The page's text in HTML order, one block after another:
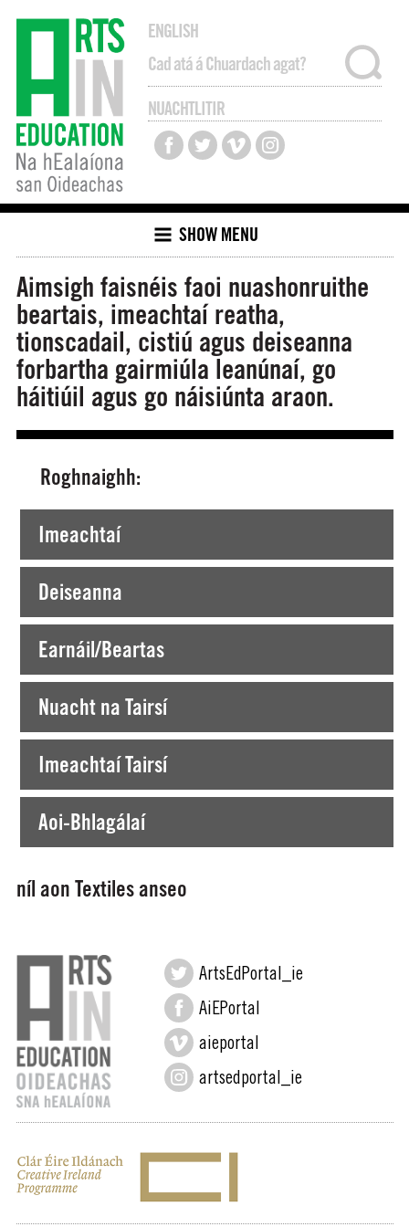
ENGLISH
NUACHTLITIR
SHOW MENU
Aimsigh faisnéis faoi nuashonruithe
beartais, imeachtaí reatha,
tionscadail, cistiú agus deiseanna
forbartha gairmiúla leanúnaí, go
háitiúil agus go náisiúnta araon.
Roghnaighh:
Imeachtaí
Deiseanna
Earnáil/Beartas
Nuacht na Tairsí
Imeachtaí Tairsí
Aoi-Bhlagálaí
Tá tú ag Amharc faoi láthair ar >
Teicstílí News
níl aon Textiles anseo
ArtsEdPortal_ie
AiEPortal
aieportal
artsedportal_ie